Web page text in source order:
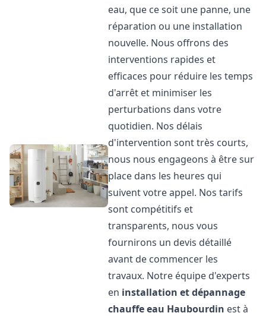
eau, que ce soit une panne, une
réparation ou une installation
nouvelle. Nous offrons des
interventions rapides et
efficaces pour réduire les temps
d'arrêt et minimiser les
perturbations dans votre
quotidien. Nos délais
d'intervention sont très courts,
nous nous engageons à être sur
place dans les heures qui
suivent votre appel. Nos tarifs
sont compétitifs et
transparents, nous vous
fournirons un devis détaillé
avant de commencer les
travaux. Notre équipe d'experts
en installation et dépannage
chauffe eau Haubourdin est à